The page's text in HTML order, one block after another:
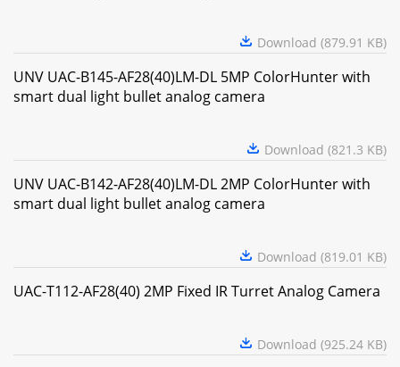
Download (879.91 KB)
UNV UAC-B145-AF28(40)LM-DL 5MP ColorHunter with
smart dual light bullet analog camera
Download (821.3 KB)
UNV UAC-B142-AF28(40)LM-DL 2MP ColorHunter with
smart dual light bullet analog camera
Download (819.01 KB)
UAC-T112-AF28(40) 2MP Fixed IR Turret Analog Camera
Download (925.24 KB)